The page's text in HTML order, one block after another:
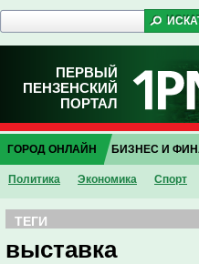
ПЕРВЫЙ
ПЕНЗЕНСКИЙ
ПОРТАЛ
ГОРОД ОНЛАЙН
Политика Экономика Спорт
БИЗНЕС И
ТЕГИ
выставка